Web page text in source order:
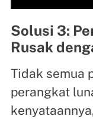
Solusi 3:
Rusak
Tidak semua
perangkat